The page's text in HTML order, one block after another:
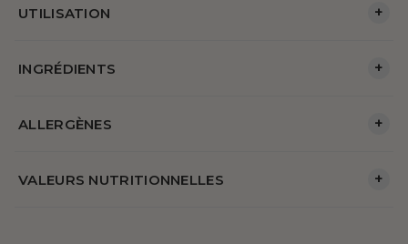
UTILISATION +
INGRÉDIENTS +
ALLERGÈNES +
VALEURS NUTRITIONNELLES +